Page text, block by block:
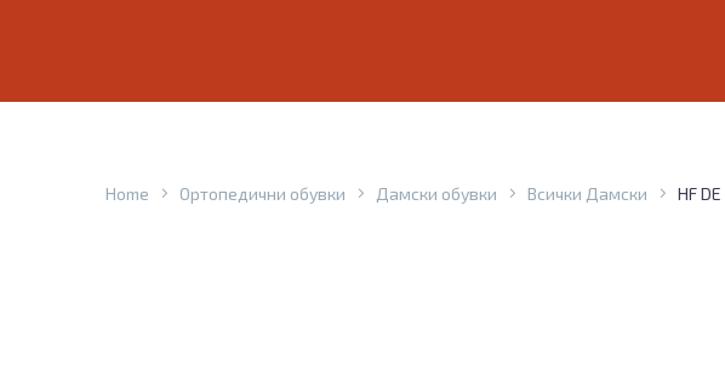
Home Ортопедични обувки Дамски обувки Всички Дамски HF